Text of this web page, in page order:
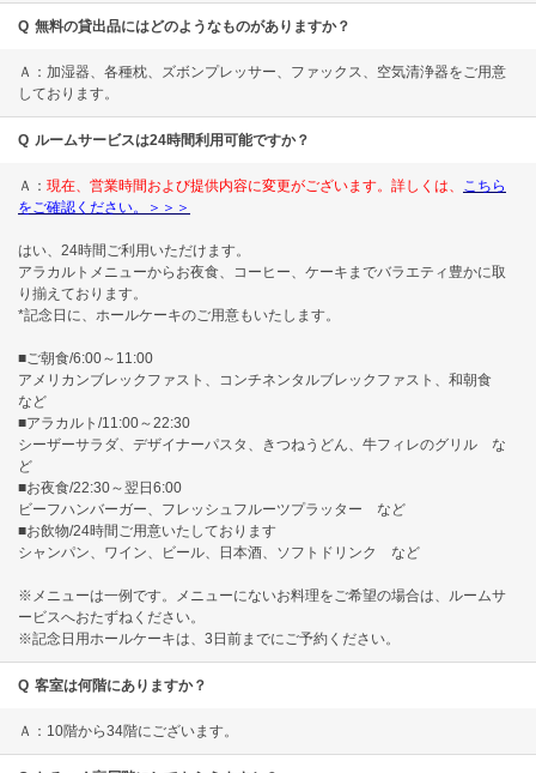
Q 無料の貸出品にはどのようなものがありますか？
Ａ：加湿器、各種枕、ズボンプレッサー、ファックス、空気清浄器をご用意
しております。
Q ルームサービスは24時間利用可能ですか？
Ａ： 現在、営業時間および提供内容に変更がございます。詳しくは、 こちら
をご確認ください。＞＞＞
はい、24時間ご利用いただけます。
アラカルトメニューからお夜食、コーヒー、ケーキまでバラエティ豊かに取
り揃えております。
*記念日に、ホールケーキのご用意もいたします。
■ご朝食/6:00～11:00
アメリカンブレックファスト、コンチネンタルブレックファスト、和朝食
など
■アラカルト/11:00～22:30
シーザーサラダ、デザイナーパスタ、きつねうどん、牛フィレのグリル な
ど
■お夜食/22:30～翌日6:00
ビーフハンバーガー、フレッシュフルーツプラッター など
■お飲物/24時間ご用意いたしております
シャンパン、ワイン、ビール、日本酒、ソフトドリンク など
※メニューは一例です。メニューにないお料理をご希望の場合は、ルームサ
ービスへおたずねください。
※記念日用ホールケーキは、3日前までにご予約ください。
Q 客室は何階にありますか？
Ａ：10階から34階にございます。